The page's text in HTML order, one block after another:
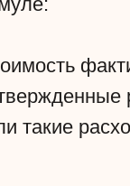
такие